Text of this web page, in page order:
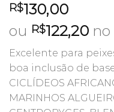
R$130,00
ou R$122,20 no
Excelente para
boa inclusão de
CICLÍDEOS
MARINHOS